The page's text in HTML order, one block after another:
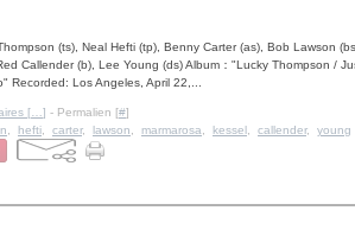
(ts), Neal Hefti (tp), Benny Carter (as), Bob Lawson
Callender (b), Lee Young (ds) Album："Lucky Thompson /
Recorded: Los Angeles, April 22,...
[ ] - Permalien [#]
hefti carter, lawson marmarosa kessel callender, young